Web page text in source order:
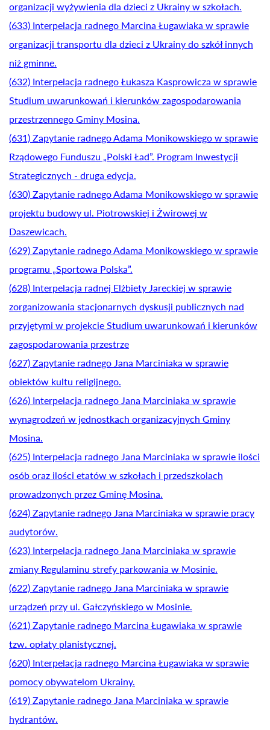
organizacji wyżywienia dla dzieci z Ukrainy w szkołach.
(633) Interpelacja radnego Marcina Ługawiaka w sprawie
organizacji transportu dla dzieci z Ukrainy do szkół innych
niż gminne.
(632) Interpelacja radnego Łukasza Kasprowicza w sprawie
Studium uwarunkowań i kierunków zagospodarowania
przestrzennego Gminy Mosina.
(631) Zapytanie radnego Adama Monikowskiego w sprawie
Rządowego Funduszu „Polski Ład”. Program Inwestycji
Strategicznych - druga edycja.
(630) Zapytanie radnego Adama Monikowskiego w sprawie
projektu budowy ul. Piotrowskiej i Żwirowej w
Daszewicach.
(629) Zapytanie radnego Adama Monikowskiego w sprawie
programu „Sportowa Polska”.
(628) Interpelacja radnej Elżbiety Jareckiej w sprawie
zorganizowania stacjonarnych dyskusji publicznych nad
przyjętymi w projekcie Studium uwarunkowań i kierunków
zagospodarowania przestrze
(627) Zapytanie radnego Jana Marciniaka w sprawie
obiektów kultu religijnego.
(626) Interpelacja radnego Jana Marciniaka w sprawie
wynagrodzeń w jednostkach organizacyjnych Gminy
Mosina.
(625) Interpelacja radnego Jana Marciniaka w sprawie ilości
osób oraz ilości etatów w szkołach i przedszkolach
prowadzonych przez Gminę Mosina.
(624) Zapytanie radnego Jana Marciniaka w sprawie pracy
audytorów.
(623) Interpelacja radnego Jana Marciniaka w sprawie
zmiany Regulaminu strefy parkowania w Mosinie.
(622) Zapytanie radnego Jana Marciniaka w sprawie
urządzeń przy ul. Gałczyńskiego w Mosinie.
(621) Zapytanie radnego Marcina Ługawiaka w sprawie
tzw. opłaty planistycznej.
(620) Interpelacja radnego Marcina Ługawiaka w sprawie
pomocy obywatelom Ukrainy.
(619) Zapytanie radnego Jana Marciniaka w sprawie
hydrantów.